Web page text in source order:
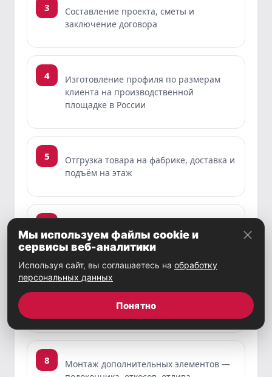
3
Составление проекта, сметы и
заключение договора
4
Изготовление профиля по размерам
клиента на производственной
площадке в России
5
Отгрузка товара на фабрике, доставка и
подъём на этаж
Демонтаж старых стеклопакетов и рам,
подготовка проёма
7
Установка оконной системы,
регулировка фурнитуры
8
Монтаж дополнительных элементов —
Мы используем файлы cookie и
сервисы веб-аналитики
Используя сайт, вы соглашаетесь на обработку
персональных данных
Понятно